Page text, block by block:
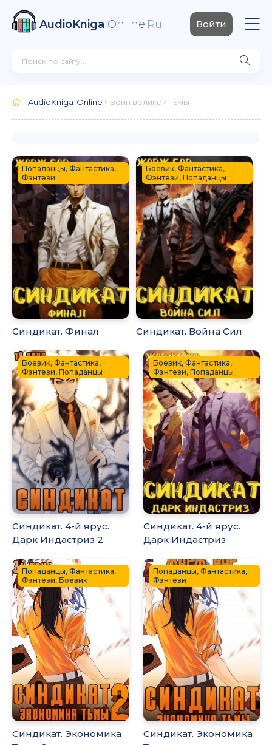
AudioKniga Online.Ru Войти
AudioKniga-Online » Воин великой Тьмы
Попаданцы, Фантастика,
Фэнтези
Синдикат. Финал
Боевик, Фантастика,
Фэнтези, Попаданцы
Синдикат. Война Сил
Боевик, Фантастика,
Фэнтези, Попаданцы
Синдикат. 4-й ярус.
Дарк Индастриз 2
Боевик, Фантастика,
Фэнтези, Попаданцы
Синдикат. 4-й ярус.
Дарк Индастриз
Попаданцы, Фантастика,
Фэнтези, Боевик
Синдикат. Экономика
Попаданцы, Фантастика,
Фэнтези
Синдикат. Экономика